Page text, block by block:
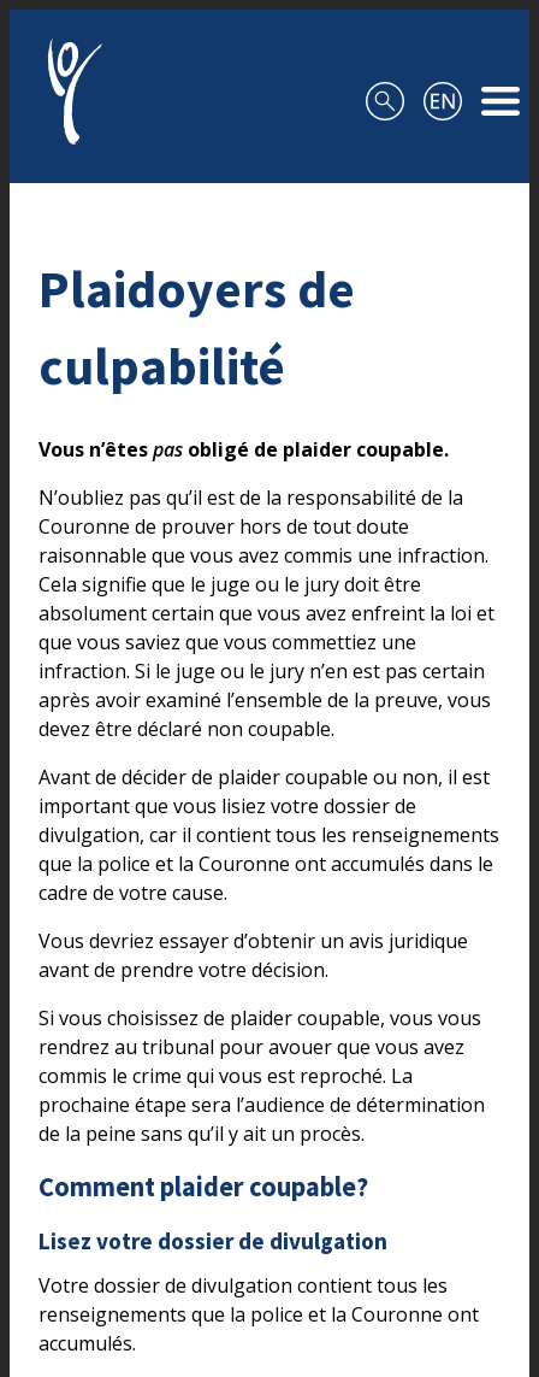
Plaidoyers de
culpabilité
Vous n’êtespas obligé de plaider coupable.
N’oubliez pas qu’il est de la responsabilité de la
Couronne de prouver hors de tout doute
raisonnable que vous avez commis une infraction.
Cela signifie que le juge ou le jury doit être
absolument certain que vous avez enfreint la loi et
que vous saviez que vous commettiez une
infraction. Si le juge ou le jury n’en est pas certain
après avoir examiné l’ensemble de la preuve, vous
devez être déclaré non coupable.
Avant de décider de plaider coupable ou non, il est
important que vous lisiez votre dossier de
divulgation, car il contient tous les renseignements
que la police et la Couronne ont accumulés dans le
cadre de votre cause.
Vous devriez essayer d’obtenir un avis juridique
avant de prendre votre décision.
Si vous choisissez de plaider coupable, vous vous
rendrez au tribunal pour avouer que vous avez
commis le crime qui vous est reproché. La
prochaine étape sera l’audience de détermination
de la peine sans qu’il y ait un procès.
Comment plaider coupable?
Lisez votre dossier de divulgation
Votre dossier de divulgation contient tous les
renseignements que la police et la Couronne ont
accumulés.